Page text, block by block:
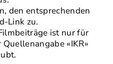
den entsprechenden
Link zu.
ist nur für
«IKR»